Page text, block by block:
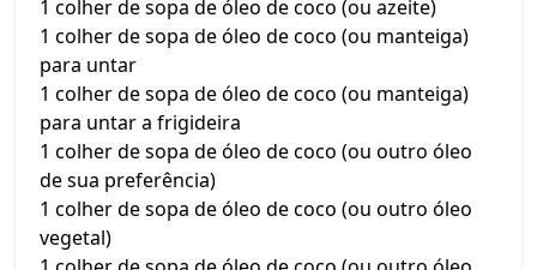
1 colher de sopa de óleo de coco (ou azeite)
1 colher de sopa de óleo de coco (ou manteiga)
para untar
1 colher de sopa de óleo de coco (ou manteiga)
para untar a frigideira
1 colher de sopa de óleo de coco (ou outro óleo
de sua preferência)
1 colher de sopa de óleo de coco (ou outro óleo
vegetal)